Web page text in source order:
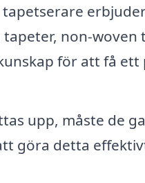
non-woven
för att få ett
upp, måste de
göra detta